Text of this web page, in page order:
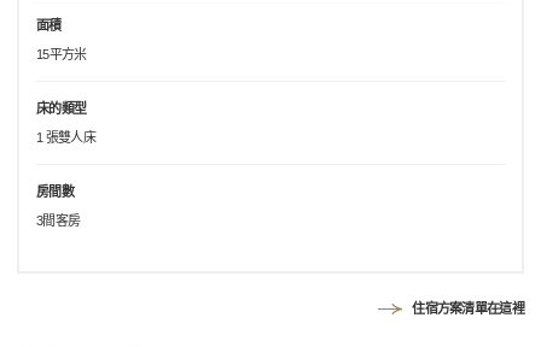
面積
15平方米
床的類型
1 張雙人床
房間數
3間客房
住宿方案清單在這裡